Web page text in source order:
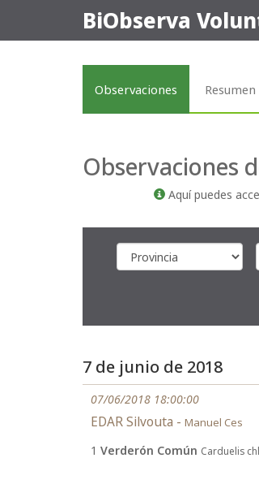
BiObserva
Observaciones
Observaciones
Aquí puedes
7 de junio de 2018
07/06/2018 18:00:00
EDAR Silvouta - Manuel Ces
1 Verderón Común Carduelis